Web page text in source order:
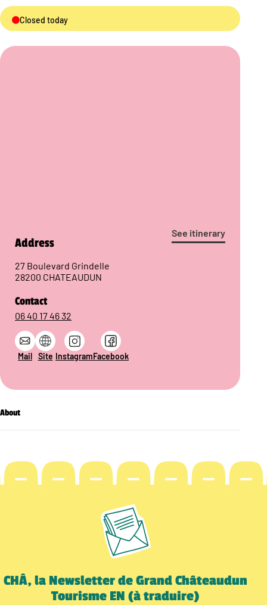
Closed today
See itinerary
Address
27 Boulevard Grindelle
28200 CHATEAUDUN
Contact
06 40 17 46 32
Mail Site InstagramFacebook
About
CHÂ, la Newsletter de Grand Châteaudun
Tourisme EN (à traduire)